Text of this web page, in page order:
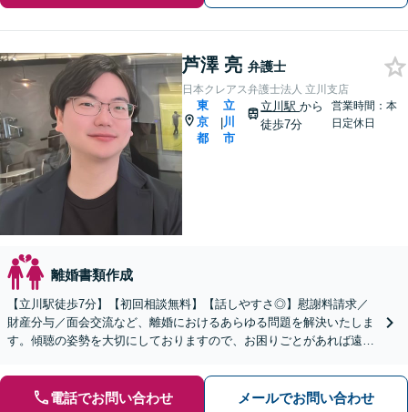
芦澤 亮 弁護士
日本クレアス弁護士法人 立川支店
東
京
都
|
立
川
市
立川駅から
徒歩7分
営業時間：本
日定休日
離婚書類作成
【立川駅徒歩7分】【初回相談無料】【話しやすさ◎】慰謝料請求／
財産分与／面会交流など、離婚におけるあらゆる問題を解決いたしま
す。傾聴の姿勢を大切にしておりますので、お困りごとがあれば遠慮
電話でお問い合わせ メールでお問い合わせ